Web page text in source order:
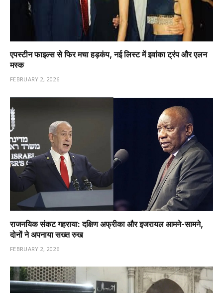
एपस्टीन फाइल्स से फिर मचा हड़कंप, नई लिस्ट में इवांका ट्रंप और एलन
मस्क
FEBRUARY 2, 2026
राजनयिक संकट गहराया: दक्षिण अफ्रीका और इजरायल आमने-सामने,
दोनों ने अपनाया सख्त रुख
FEBRUARY 2, 2026